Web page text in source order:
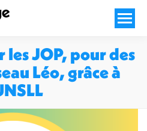
les JOP, pour des
Léo, grâce à
Vous êtes ici :